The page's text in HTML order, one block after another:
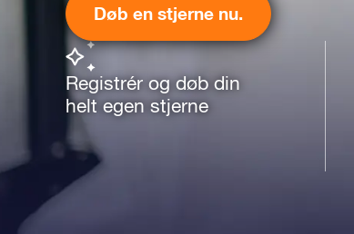
Døb en stjerne nu.
Registrér og døb din
helt egen stjerne